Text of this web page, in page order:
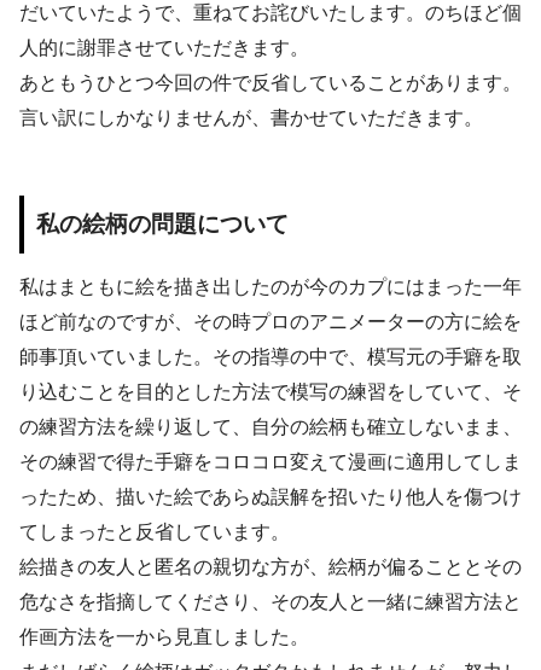
だいていたようで、重ねてお詫びいたします。のちほど個
人的に謝罪させていただきます。
あともうひとつ今回の件で反省していることがあります。
言い訳にしかなりませんが、書かせていただきます。
私の絵柄の問題について
私はまともに絵を描き出したのが今のカプにはまった一年
ほど前なのですが、その時プロのアニメーターの方に絵を
師事頂いていました。その指導の中で、模写元の手癖を取
り込むことを目的とした方法で模写の練習をしていて、そ
の練習方法を繰り返して、自分の絵柄も確立しないまま、
その練習で得た手癖をコロコロ変えて漫画に適用してしま
ったため、描いた絵であらぬ誤解を招いたり他人を傷つけ
てしまったと反省しています。
絵描きの友人と匿名の親切な方が、絵柄が偏ることとその
危なさを指摘してくださり、その友人と一緒に練習方法と
作画方法を一から見直しました。